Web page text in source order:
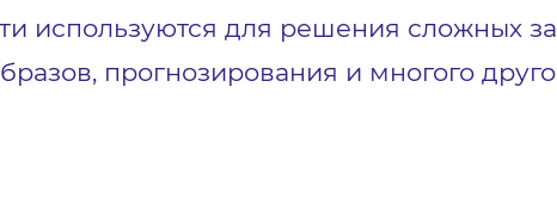
используются для решения сложных
прогнозирования и многого